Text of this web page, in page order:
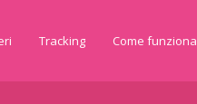
Tracking Come funziona